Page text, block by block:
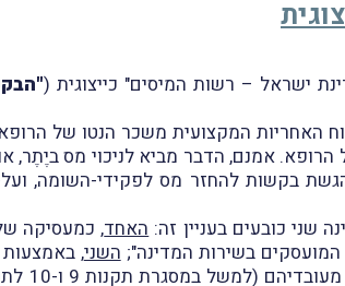
האחריות המקצועית משכר הנטו של
אמנם, הדבר מביא לניכוי מס ביֶתֶר,
בקשות להחזר מס לפקידי-השומה,
שני כובעים בעניין זה:האחד, כמעסיקה
השני,
להורוֹת